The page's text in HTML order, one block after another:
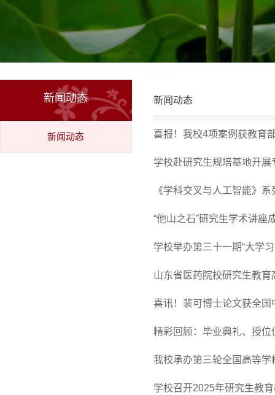
新闻动态
新闻动态
新闻动态
喜报！我校4项案例获教育
学校赴研究生规培基地开展
《学科交叉与人工智能》
“他山之石”研究生学术讲座
学校举办第三十一期“大学
山东省医药院校研究生教
喜讯！裴可博士论文获全国
精彩回顾：毕业典礼、授
我校承办第三轮全国高等
学校召开2025年研究生教